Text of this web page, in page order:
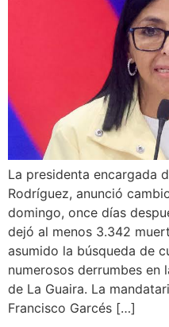
La presidenta encargada
Rodríguez, anunció
domingo, once días
dejó al menos 3.342
asumido la búsqueda de
numerosos derrumbes en
de La Guaira. La
Francisco Garcés […]